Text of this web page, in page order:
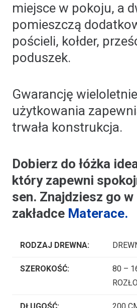
miejsce w pokoju, a
pomieszczą
pościeli, kołder,
poduszek.
Gwarancję
użytkowania
trwała konstrukcja.
Dobierz do łóżka
który zapewni
sen. Znajdziesz go w
zakładce Materace.
RODZAJ DREWNA:
SZEROKOŚĆ:
80 –